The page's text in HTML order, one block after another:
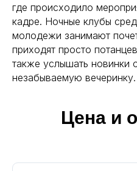
где происходило
кадре. Ночные клубы
молодежи занимают
приходят просто
также услышать новинки
незабываемую вечеринку.
Цена и